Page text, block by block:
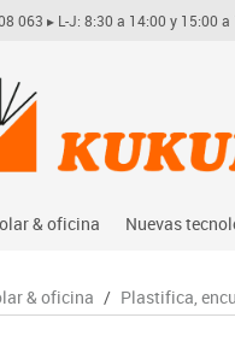
063 ▸ L-J: 8:30 a 14:00 y 15:00
& oficina Nuevas
Audio
& oficina / Plastifica,